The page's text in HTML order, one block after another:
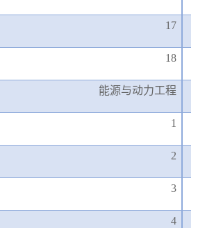
17
18
能源与动力工程
1
2
3
4